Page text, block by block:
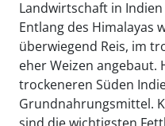
Landwirtschaft in
Entlang des Himalayas
überwiegend Reis, im
eher Weizen angebaut.
trockeneren Süden
Grundnahrungsmittel.